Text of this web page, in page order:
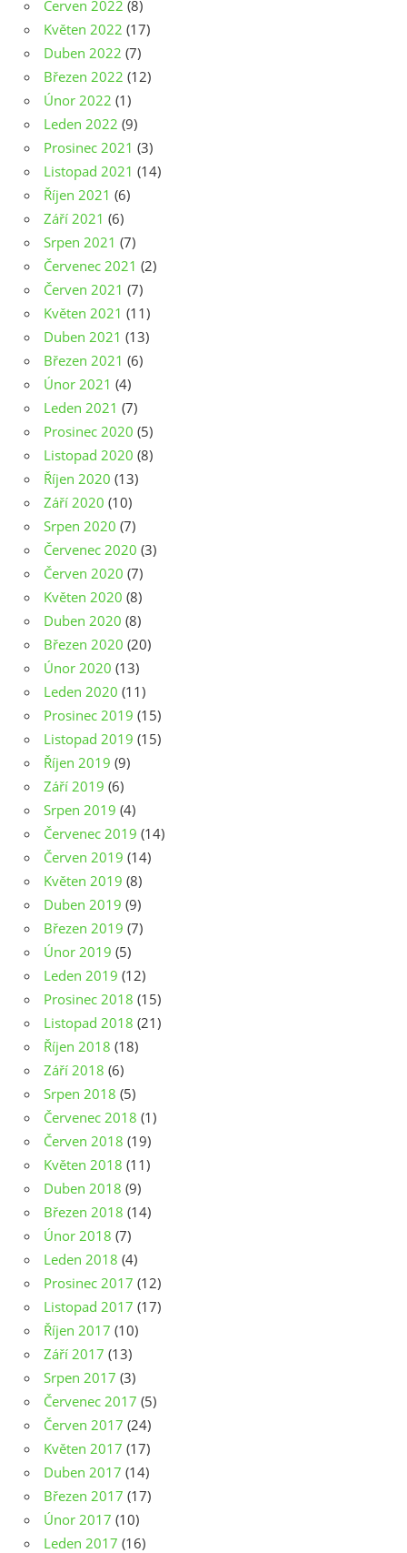
Červen 2022 (8)
Květen 2022 (17)
Duben 2022 (7)
Březen 2022 (12)
Únor 2022 (1)
Leden 2022 (9)
Prosinec 2021 (3)
Listopad 2021 (14)
Říjen 2021 (6)
Září 2021 (6)
Srpen 2021 (7)
Červenec 2021 (2)
Červen 2021 (7)
Květen 2021 (11)
Duben 2021 (13)
Březen 2021 (6)
Únor 2021 (4)
Leden 2021 (7)
Prosinec 2020 (5)
Listopad 2020 (8)
Říjen 2020 (13)
Září 2020 (10)
Srpen 2020 (7)
Červenec 2020 (3)
Červen 2020 (7)
Květen 2020 (8)
Duben 2020 (8)
Březen 2020 (20)
Únor 2020 (13)
Leden 2020 (11)
Prosinec 2019 (15)
Listopad 2019 (15)
Říjen 2019 (9)
Září 2019 (6)
Srpen 2019 (4)
Červenec 2019 (14)
Červen 2019 (14)
Květen 2019 (8)
Duben 2019 (9)
Březen 2019 (7)
Únor 2019 (5)
Leden 2019 (12)
Prosinec 2018 (15)
Listopad 2018 (21)
Říjen 2018 (18)
Září 2018 (6)
Srpen 2018 (5)
Červenec 2018 (1)
Červen 2018 (19)
Květen 2018 (11)
Duben 2018 (9)
Březen 2018 (14)
Únor 2018 (7)
Leden 2018 (4)
Prosinec 2017 (12)
Listopad 2017 (17)
Říjen 2017 (10)
Září 2017 (13)
Srpen 2017 (3)
Červenec 2017 (5)
Červen 2017 (24)
Květen 2017 (17)
Duben 2017 (14)
Březen 2017 (17)
Únor 2017 (10)
Leden 2017 (16)